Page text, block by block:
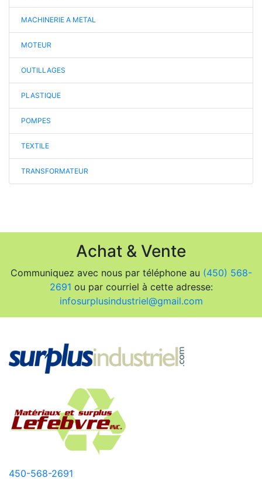
MACHINERIE A METAL
MOTEUR
OUTILLAGES
PLASTIQUE
POMPES
TEXTILE
TRANSFORMATEUR
Achat & Vente
Communiquez avec nous par téléphone au (450) 568-
2691 ou par courriel à cette adresse:
infosurplusindustriel@gmail.com
450-568-2691